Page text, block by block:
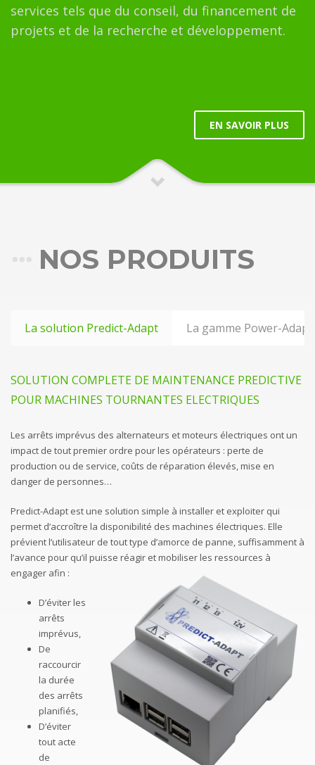
services tels que du conseil, du financement de
projets et de la recherche et développement.
EN SAVOIR PLUS
NOS PRODUITS
La solution Predict-Adapt La gamme Power-Adapt
SOLUTION COMPLETE DE MAINTENANCE PREDICTIVE
POUR MACHINES TOURNANTES ELECTRIQUES
Les arrêts imprévus des alternateurs et moteurs électriques ont un
impact de tout premier ordre pour les opérateurs : perte de
production ou de service, coûts de réparation élevés, mise en
danger de personnes…
Predict-Adapt est une solution simple à installer et exploiter qui
permet d’accroître la disponibilité des machines électriques. Elle
prévient l’utilisateur de tout type d’amorce de panne, suffisamment à
l’avance pour qu’il puisse réagir et mobiliser les ressources à
engager afin :
D’éviter les
arrêts
imprévus,
De
raccourcir
la durée
des arrêts
planifiés,
D’éviter
tout acte
de